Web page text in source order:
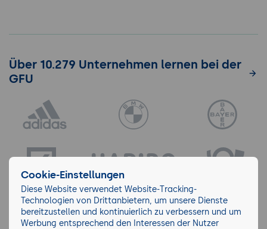
Über 10.279 Unternehmen lernen bei der
GFU
Cookie-Einstellungen
Diese Website verwendet Website-Tracking-
Technologien von Drittanbietern, um unsere Dienste
bereitzustellen und kontinuierlich zu verbessern und um
Werbung entsprechend den Interessen der Nutzer